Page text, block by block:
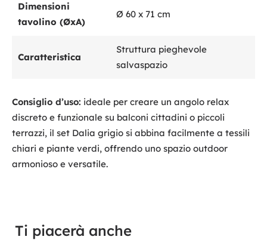
Dimensioni
tavolino (ØxA)
Ø 60 x 71 cm
Caratteristica
Struttura pieghevole
salvaspazio
Consiglio d’uso: ideale per creare un angolo relax
discreto e funzionale su balconi cittadini o piccoli
terrazzi, il set Dalia grigio si abbina facilmente a tessili
chiari e piante verdi, offrendo uno spazio outdoor
armonioso e versatile.
Ti piacerà anche